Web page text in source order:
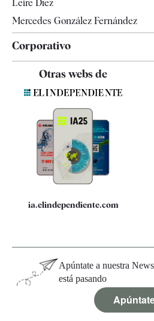
Leire Díez
Mercedes González Fernández
Corporativo
Quiénes somos
Especificaciones
Otras webs de
ia.elindependiente.com
Apúntate a nuestra
está pasando